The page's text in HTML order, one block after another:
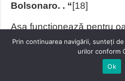
Bolsonaro. . “ [18]
Așa funcționează pentru
sunt pur și simplu
protejează populația, fie
autoapără, care poartă
boloniană este atât de
Prin continuarea navigării, sunteți
urilor conform
Ok